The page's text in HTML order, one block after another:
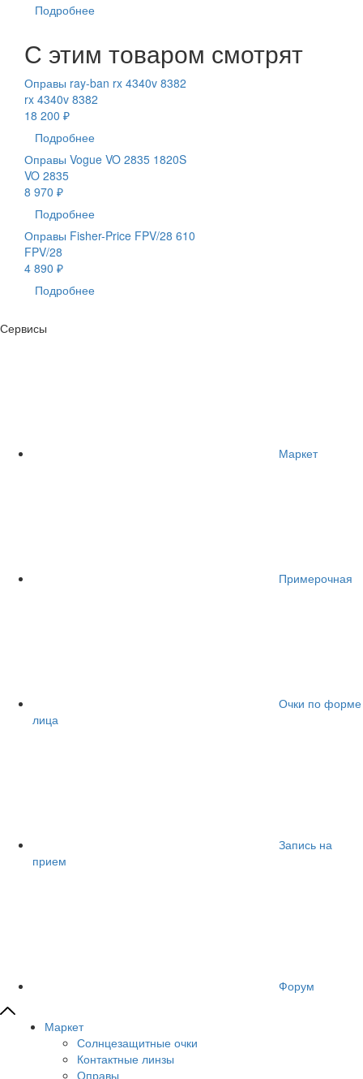
Подробнее
С этим товаром смотрят
Оправы ray-ban rx 4340v 8382
rx 4340v 8382
18 200 ₽
Подробнее
Оправы Vogue VO 2835 1820S
VO 2835
8 970 ₽
Подробнее
Оправы Fisher-Price FPV/28 610
FPV/28
4 890 ₽
Подробнее
Сервисы
Маркет
Примерочная
Очки по форме
лица
Запись на
прием
Форум
Маркет
Солнцезащитные очки
Контактные линзы
Оправы